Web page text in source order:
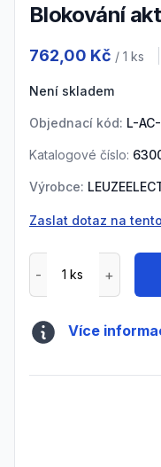
Blokování
762,00 Kč / 1 ks
Není skladem
Objednací kód: L-
Katalogové číslo:
Výrobce:
Zaslat dotaz na
Více